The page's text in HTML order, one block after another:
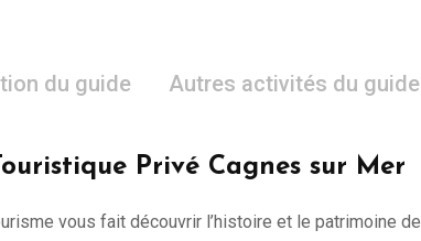
du guide Autres activités du guide
Privé Cagnes sur Mer
vous fait découvrir l’histoire et le patrimoine